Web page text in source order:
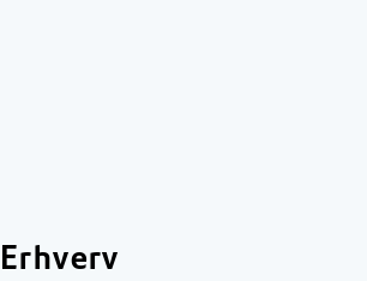
Erhverv